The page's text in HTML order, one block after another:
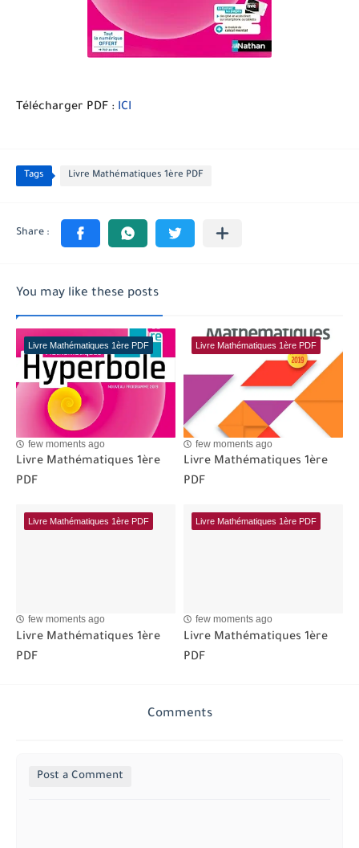
Télécharger PDF : ICI
Tags Livre Mathématiques 1ère PDF
You may like these posts
Livre Mathématiques 1ère PDF
few moments ago
Livre Mathématiques 1ère
PDF
Livre Mathématiques 1ère PDF
few moments ago
Livre Mathématiques 1ère
PDF
Livre Mathématiques 1ère PDF
few moments ago
Livre Mathématiques 1ère
PDF
Livre Mathématiques 1ère PDF
few moments ago
Livre Mathématiques 1ère
PDF
Comments
Post a Comment